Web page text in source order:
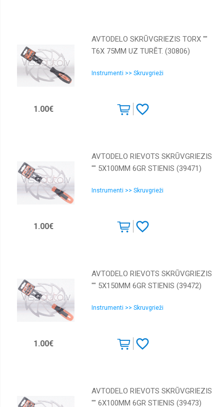
AVTODELO SKRŪVGRIEZIS TORX ""
T6X 75MM UZ TURĒT. (30806)
Instrumenti >> Skruvgrieži
1.00€
AVTODELO RIEVOTS SKRŪVGRIEZIS
"" 5Х100MM 6GR STIENIS (39471)
Instrumenti >> Skruvgrieži
1.00€
AVTODELO RIEVOTS SKRŪVGRIEZIS
"" 5Х150MM 6GR STIENIS (39472)
Instrumenti >> Skruvgrieži
1.00€
AVTODELO RIEVOTS SKRŪVGRIEZIS
"" 6Х100MM 6GR STIENIS (39473)